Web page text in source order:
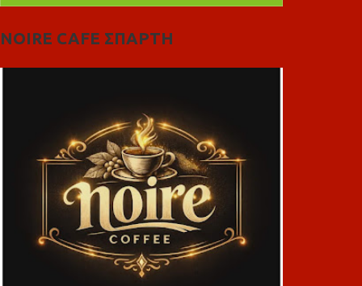
NOIRE CAFE ΣΠΑΡΤΗ